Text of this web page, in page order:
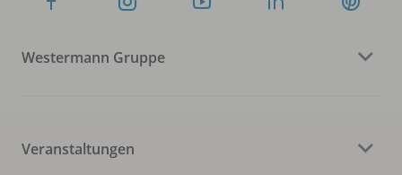
Westermann Gruppe
Veranstaltungen